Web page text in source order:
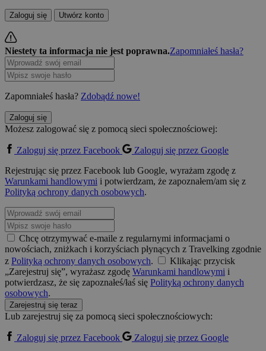
Zaloguj się Utwórz konto
Niestety ta informacja nie jest poprawna.Zapomniałeś hasła?
Zapomniałeś hasła? Zdobądź nowe!
Zaloguj się
Możesz zalogować się z pomocą sieci społecznościowej:
Zaloguj się przez Facebook
Zaloguj się przez Google
Rejestrując się przez Facebook lub Google, wyrażam zgodę z
Warunkami handlowymi i potwierdzam, że zapoznałem/am się z
Polityką ochrony danych osobowych.
Chcę otrzymywać e-maile z regularnymi informacjami o
nowościach, zniżkach i korzyściach płynących z Travelking zgodnie
z Polityką ochrony danych osobowych.
Klikając przycisk
„Zarejestruj się”, wyrażasz zgodę Warunkami handlowymi i
potwierdzasz, że się zapoznałeś/łaś się Polityką ochrony danych
osobowych.
Zarejestruj się teraz
Lub zarejestruj się za pomocą sieci społecznościowych:
Zaloguj się przez Facebook
Zaloguj się przez Google